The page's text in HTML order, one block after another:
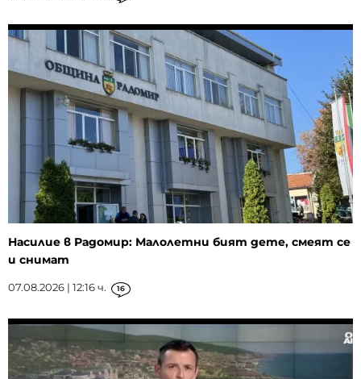
Насилие в Радомир: Малолетни бият дете, смеят се
и снимат
07.08.2026 | 12:16 ч. 16